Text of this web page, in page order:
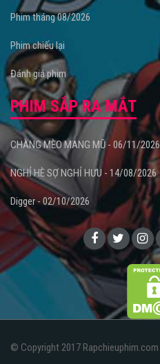
Phim tháng 08/2026
Phim chiếu lại
Đánh giá phim
PHIM SẮP RA MẮT
CHÀNG MÈO MANG MŨ - 06/11/2026
NGHỈ HÈ SỢ NGHỈ HƯU - 14/08/2026
Digger - 02/10/2026
© Copyright 2017 Rapchieuphim.com